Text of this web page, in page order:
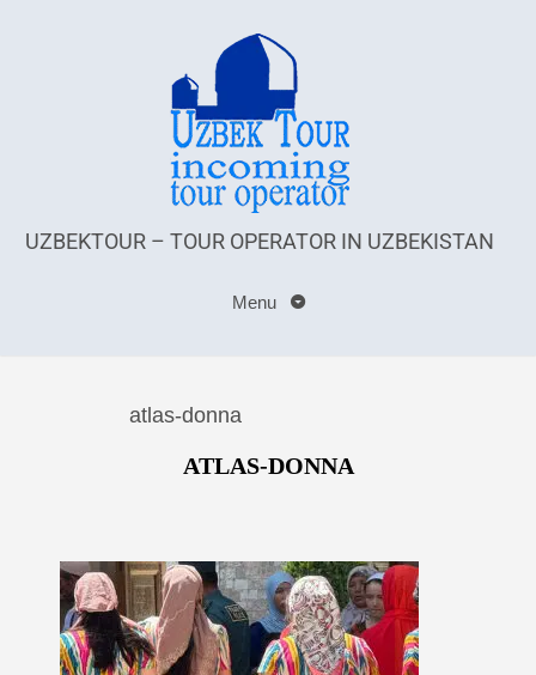
UZBEKTOUR – TOUR OPERATOR IN UZBEKISTAN
Menu
atlas-donna
ATLAS-DONNA